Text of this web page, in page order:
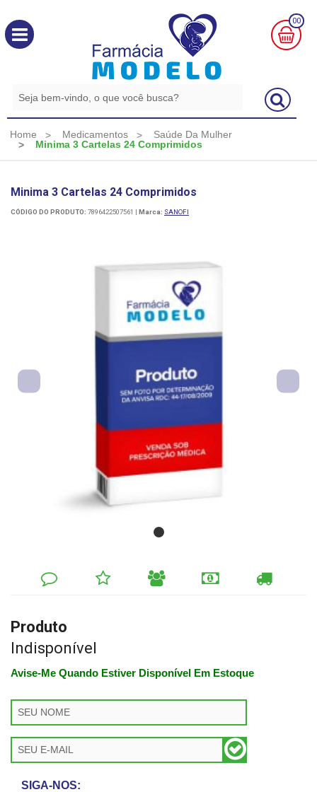
00
0,00
Home Medicamentos
Saúde Da Mulher
Minima 3 Cartelas 24 Comprimidos
Minima 3 Cartelas 24 Comprimidos
CÓDIGO DO PRODUTO: 7896422507561 | Marca: SANOFI
DEIXE
COMENTÁRIO
MINHA
LISTA
INDIQUE
FORMAS
CALCULAR
FRETE
Produto
Indisponível
Avise-Me Quando Estiver Disponível Em Estoque
SIGA-NOS: